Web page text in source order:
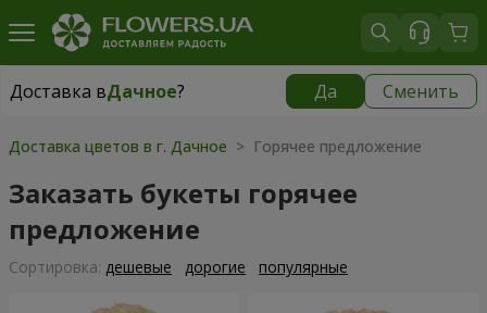
Доставка вДачное? Да Сменить
Доставка вДачное|
Доставка цветов в г. Дачное > Горячее предложение
Заказать букеты горячее
предложение
Cортировка: дешевые дорогие популярные